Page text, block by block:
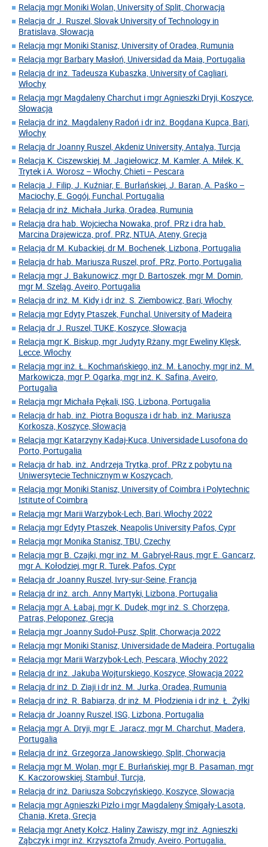
Relacja mgr Moniki Wolan, University of Split, Chorwacja
Relacja dr J. Ruszel, Slovak University of Technology in
Bratislava, Słowacja
Relacja mgr Moniki Stanisz, University of Oradea, Rumunia
Relacja mgr Barbary Masłoń, Universidad da Maia, Portugalia
Relacja dr inż. Tadeusza Kubaszka, University of Cagliari,
Włochy
Relacja mgr Magdaleny Charchut i mgr Agnieszki Dryji, Koszyce,
Słowacja
Relacja dr inż. Magdaleny Radoń i dr inż. Bogdana Kupca, Bari,
Włochy
Relacja dr Joanny Ruszel, Akdeniz University, Antalya, Turcja
Relacja K. Ciszewskiej, M. Jagiełowicz, M. Kamler, A. Miłek, K.
Trytek i A. Worosz – Włochy, Chieti – Pescara
Relacja J. Filip, J. Kuźniar, E. Burłańskiej, J. Baran, A. Paśko –
Maciochy, E. Gogój, Funchal, Portugalia
Relacja dr inż. Michała Jurka, Oradea, Rumunia
Relacja dra hab. Wojciecha Nowaka, prof. PRz i dra hab.
Marcina Drajewicza, prof. PRz, NTUA, Ateny, Grecja
Relacja dr M. Kubackiej, dr M. Bochenek, Lizbona, Portugalia
Relacja dr hab. Mariusza Ruszel, prof. PRz, Porto, Portugalia
Relacja mgr J. Bakunowicz, mgr D. Bartoszek, mgr M. Domin,
mgr M. Szeląg, Aveiro, Portugalia
Relacja dr inż. M. Kidy i dr inż. S. Ziembowicz, Bari, Włochy
Relacja mgr Edyty Ptaszek, Funchal, University of Madeira
Relacja dr J. Ruszel, TUKE, Koszyce, Słowacja
Relacja mgr K. Biskup, mgr Judyty Rżany, mgr Eweliny Klęsk,
Lecce, Włochy
Relacja mgr inż. Ł. Kochmańskiego, inż. M. Łanochy, mgr inż. M.
Markowicza, mgr P. Ogarka, mgr inż. K. Safina, Aveiro,
Portugalia
Relacja mgr Michała Pękali, ISG, Lizbona, Portugalia
Relacja dr hab. inż. Piotra Bogusza i dr hab. inż. Mariusza
Korkosza, Koszyce, Słowacja
Relacja mgr Katarzyny Kadaj-Kuca, Universidade Lusofona do
Porto, Portugalia
Relacja dr hab. inż. Andrzeja Trytka, prof. PRz z pobytu na
Uniwersytecie Technicznym w Koszycach,
Relacja mgr Moniki Stanisz, University of Coimbra i Polytechnic
Istitute of Coimbra
Relacja mgr Marii Warzybok-Lech, Bari, Włochy 2022
Relacja mgr Edyty Ptaszek, Neapolis University Pafos, Cypr
Relacja mgr Monika Stanisz, TBU, Czechy
Relacja mgr B. Czajki, mgr inż. M. Gabryel-Raus, mgr E. Gancarz,
mgr A. Kołodziej, mgr R. Turek, Pafos, Cypr
Relacja dr Joanny Ruszel, Ivry-sur-Seine, Francja
Relacja dr inż. arch. Anny Martyki, Lizbona, Portugalia
Relacja mgr A. Łabaj, mgr K. Dudek, mgr inż. S. Chorzępa,
Patras, Peloponez, Grecja
Relacja mgr Joanny Sudoł-Pusz, Split, Chorwacja 2022
Relacja mgr Moniki Stanisz, Universidade de Madeira, Portugalia
Relacja mgr Marii Warzybok-Lech, Pescara, Włochy 2022
Relacja dr inż. Jakuba Wojturskiego, Koszyce, Słowacja 2022
Relacja dr inż. D. Ziaji i dr inż. M. Jurka, Oradea, Rumunia
Relacja dr inż. R. Babiarza, dr inż. M. Płodzienia i dr inż. Ł. Żyłki
Relacja dr Joanny Ruszel, ISG, Lizbona, Portugalia
Relacja mgr A. Dryji, mgr E. Jaracz, mgr M. Charchut, Madera,
Portugalia
Relacja dr inż. Grzegorza Janowskiego, Split, Chorwacja
Relacja mgr M. Wolan, mgr E. Burłańskiej, mgr B. Pasaman, mgr
K. Kaczorowskiej, Stambuł, Turcja,
Relacja dr inż. Dariusza Sobczyńskiego, Koszyce, Słowacja
Relacja mgr Agnieszki Pizło i mgr Magdaleny Śmigały-Lasota,
Chania, Kreta, Grecja
Relacja mgr Anety Kołcz, Haliny Zawiszy, mgr inż. Agnieszki
Ząbczyk i mgr inż. Krzysztofa Żmudy, Aveiro, Portugalia.